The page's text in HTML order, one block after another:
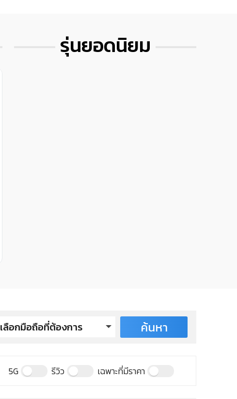
รุ่นยอดนิยม
เลือกมือถือที่ต้องการ
Xplore M68 JetBlack
ค้นหา
5G รีวิว เฉพาะที่มีราคา